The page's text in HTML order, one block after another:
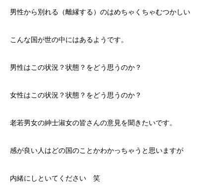
男性から別れる（離縁する）のはめちゃくちゃむつかしい
こんな国が世の中にはあるようです。
男性はこの状況？状態？をどう思うのか？
女性はこの状況？状態？をどう思うのか？
老若男女の紳士淑女の皆さんの意見を聞きたいです。
感が良い人はどの国のことかわかっちゃうと思いますが
内緒にしといてください 笑